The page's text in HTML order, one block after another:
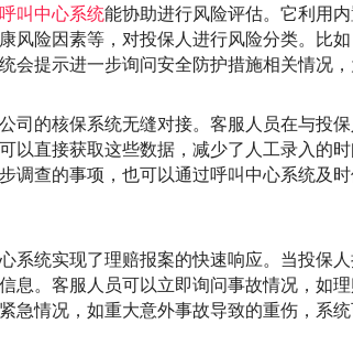
呼叫中心系统能协助进行风险评估。它利用
风险因素等，对投保人进行风险分类。比
会提示进一步询问安全防护措施相关情况
司的核保系统无缝对接。客服人员在与投
以直接获取这些数据，减少了人工录入的
调查的事项，也可以通过呼叫中心系统及
系统实现了理赔报案的快速响应。当投保
息。客服人员可以立即询问事故情况，如
急情况，如重大意外事故导致的重伤，系统